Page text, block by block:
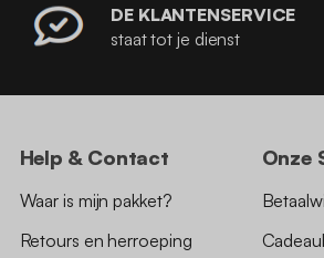
DE KLANTENSERVICE
staat tot je dienst
Help & Contact
Waar is mijn pakket?
Retours en herroeping
Onze